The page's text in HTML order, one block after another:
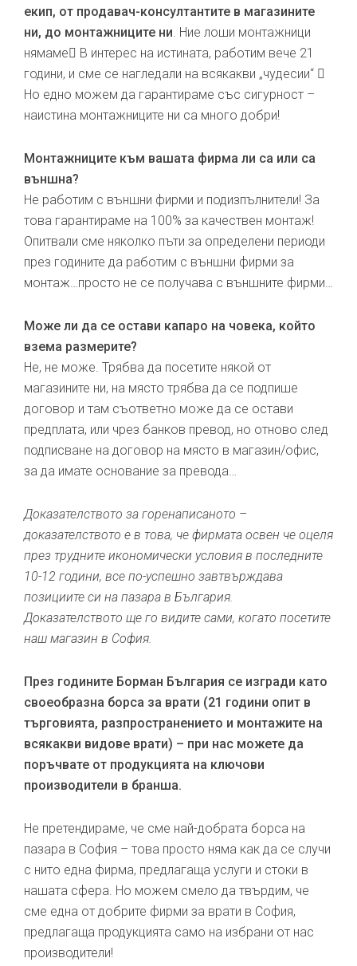
екип, от продавач-консултантите в магазините
ни, до монтажниците ни. Ние лоши монтажници
нямаме В интерес на истината, работим вече 21
години, и сме се нагледали на всякакви „чудесии“ 
Но едно можем да гарантираме със сигурност –
наистина монтажниците ни са много добри!
Монтажниците към вашата фирма ли са или са
външна?
Не работим с външни фирми и подизпълнители! За
това гарантираме на 100% за качествен монтаж!
Опитвали сме няколко пъти за определени периоди
през годините да работим с външни фирми за
монтаж…просто не се получава с външните фирми…
Може ли да се остави капаро на човека, който
взема размерите?
Не, не може. Трябва да посетите някой от
магазините ни, на място трябва да се подпише
договор и там съответно може да се остави
предплата, или чрез банков превод, но отново след
подписване на договор на място в магазин/офис,
за да имате основание за превода…
Доказателството за горенаписаното –
доказателството е в това, че фирмата освен че оцеля
през трудните икономически условия в последните
10-12 години, все по-успешно завтвърждава
позициите си на пазара в България.
Доказателството ще го видите сами, когато посетите
наш магазин в София.
През годините Борман България се изгради като
своеобразна борса за врати (21 години опит в
търговията, разпространението и монтажите на
всякакви видове врати) – при нас можете да
поръчвате от продукцията на ключови
производители в бранша.
Не претендираме, че сме най-добрата борса на
пазара в София – това просто няма как да се случи
с нито една фирма, предлагаща услуги и стоки в
нашата сфера. Но можем смело да твърдим, че
сме една от добрите фирми за врати в София,
предлагаща продукцията само на избрани от нас
производители!